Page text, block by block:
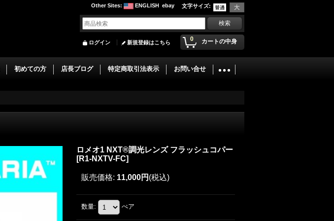
文字サイズ:
Other Sites: ENGLISH ebay
0 カートの中身
ログイン 新規登録はこちら
初めての方 店長ブログ 特定商取引法表示 お問い合せ
ロメオ1 NXT®調光レンズ フラッシュコパー
[R1-NXTV-FC]
販売価格: 11,000円 (税込)
数量: ぺア